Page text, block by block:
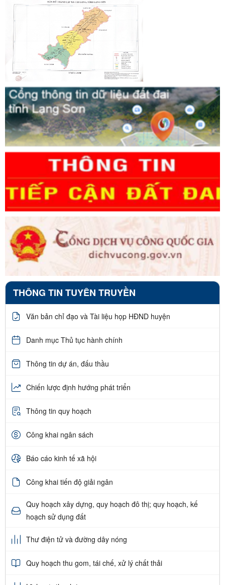
THÔNG TIN TUYÊN TRUYỀN
Văn bản chỉ đạo và Tài liệu họp HĐND huyện
Danh mục Thủ tục hành chính
Thông tin dự án, đấu thầu
Chiến lược định hướng phát triển
Thông tin quy hoạch
Công khai ngân sách
Báo cáo kinh tế xã hội
Công khai tiến độ giải ngân
Quy hoạch xây dựng, quy hoạch đô thị; quy hoạch, kế
hoạch sử dụng đất
Thư điện tử và đường dây nóng
Quy hoạch thu gom, tái chế, xử lý chất thải